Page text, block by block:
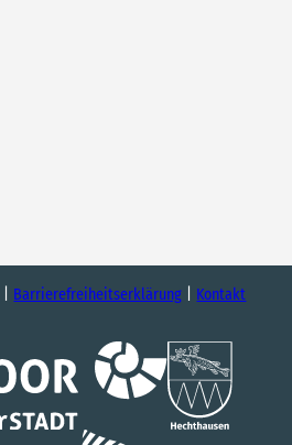
Barrierefreiheitserklärung Kontakt